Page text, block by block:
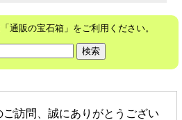
通販の宝石箱」をご利用ください。
訪問、誠にありがとうござい